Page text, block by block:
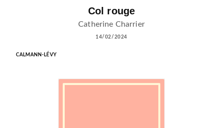
Col rouge
Catherine Charrier
14/02/2024
CALMANN-LÉVY